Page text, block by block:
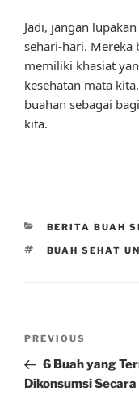
Jadi, jangan
sehari-hari. Mereka
memiliki khasiat
kesehatan mata
buahan sebagai
kita.
CATEGORIES
BERITA BUAH
TAGS
BUAH SEHAT
Previous
Post
PREVIOUS
6 Buah yang
Dikonsumsi